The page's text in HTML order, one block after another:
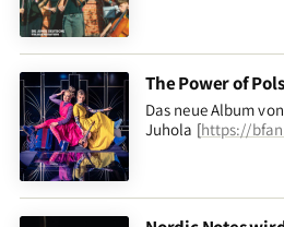
The Power of
Das neue Album
Juhola [https://